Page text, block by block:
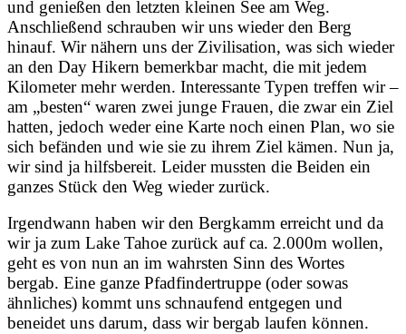
und genießen den letzten kleinen See am Weg.
Anschließend schrauben wir uns wieder den Berg
hinauf. Wir nähern uns der Zivilisation, was sich wieder
an den Day Hikern bemerkbar macht, die mit jedem
Kilometer mehr werden. Interessante Typen treffen wir –
am „besten“ waren zwei junge Frauen, die zwar ein Ziel
hatten, jedoch weder eine Karte noch einen Plan, wo sie
sich befänden und wie sie zu ihrem Ziel kämen. Nun ja,
wir sind ja hilfsbereit. Leider mussten die Beiden ein
ganzes Stück den Weg wieder zurück.
Irgendwann haben wir den Bergkamm erreicht und da
wir ja zum Lake Tahoe zurück auf ca. 2.000m wollen,
geht es von nun an im wahrsten Sinn des Wortes
bergab. Eine ganze Pfadfindertruppe (oder sowas
ähnliches) kommt uns schnaufend entgegen und
beneidet uns darum, dass wir bergab laufen können.